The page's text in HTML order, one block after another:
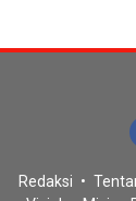
Redaksi